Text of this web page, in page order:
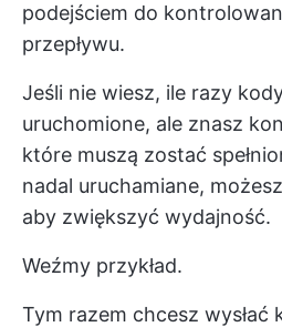
podejściem do
przepływu.
Jeśli nie wiesz, ile razy
uruchomione, ale znasz
które muszą zostać
nadal uruchamiane,
aby zwiększyć wydajność.
Weźmy przykład.
Tym razem chcesz